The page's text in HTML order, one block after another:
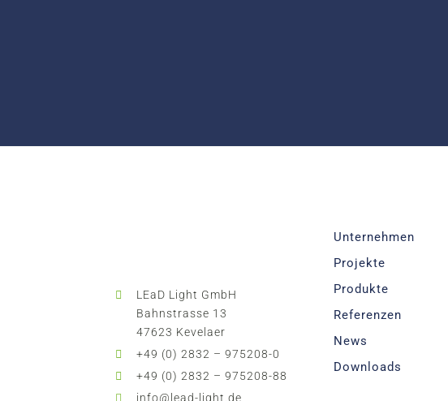
LEaD Light GmbH
Bahnstrasse 13
47623 Kevelaer
+49 (0) 2832 – 975208-0
+49 (0) 2832 – 975208-88
info@lead-light.de
Unternehmen
Projekte
Produkte
Referenzen
News
Downloads